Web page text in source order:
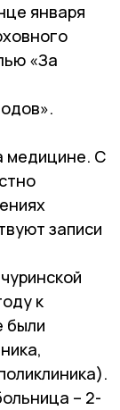
января
«За
медицине. С
записи
к
были
– 2-